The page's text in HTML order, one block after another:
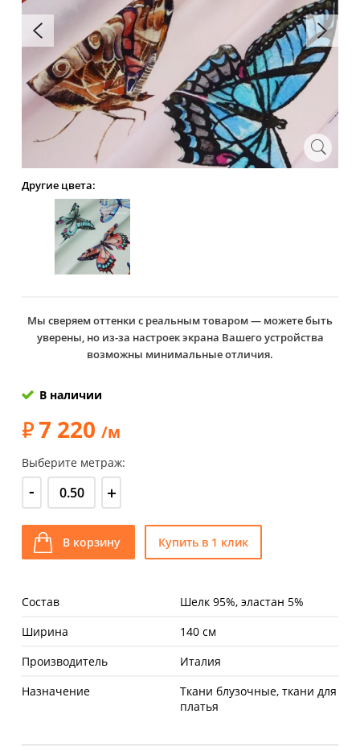
Другие цвета:
Мы сверяем оттенки с реальным товаром — можете быть
уверены, но из-за настроек экрана Вашего устройства
возможны минимальные отличия.
В наличии
7 220 /м
Выберите метраж:
- +
В корзину Купить в 1 клик
Состав
Шелк 95%, эластан 5%
Ширина
140 см
Производитель
Италия
Назначение
Ткани блузочные, ткани для
платья